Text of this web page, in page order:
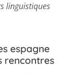
linguistiques
espagne
rencontres